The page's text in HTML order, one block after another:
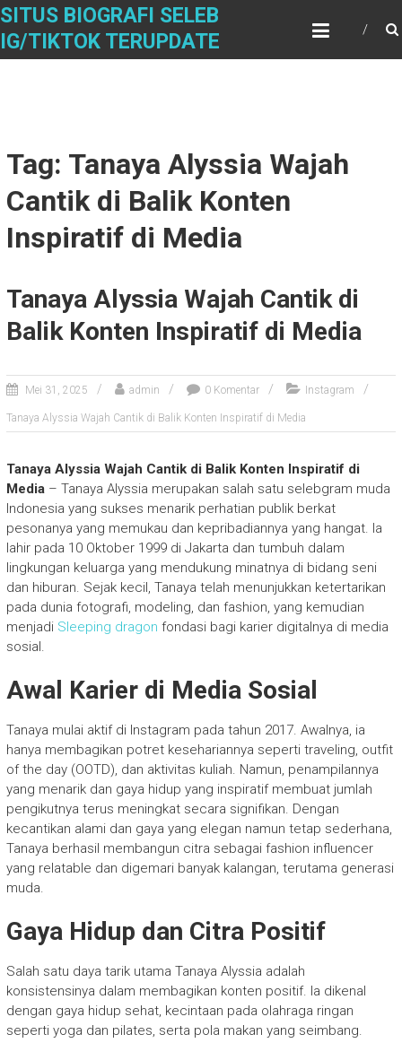
Skip
content
SITUS BIOGRAFI SELEB
IG/TIKTOK TERUPDATE
Tag: Tanaya Alyssia Wajah
Cantik di Balik Konten
Inspiratif di Media
Tanaya Alyssia Wajah Cantik di
Balik Konten Inspiratif di Media
Mei 31, 2025 admin 0 Komentar Instagram
Tanaya Alyssia Wajah Cantik di Balik Konten Inspiratif di Media
Tanaya Alyssia Wajah Cantik di Balik Konten Inspiratif di
Media– Tanaya Alyssia merupakan salah satu selebgram muda
Indonesia yang sukses menarik perhatian publik berkat
pesonanya yang memukau dan kepribadiannya yang hangat. Ia
lahir pada 10 Oktober 1999 di Jakarta dan tumbuh dalam
lingkungan keluarga yang mendukung minatnya di bidang seni
dan hiburan. Sejak kecil, Tanaya telah menunjukkan ketertarikan
pada dunia fotografi, modeling, dan fashion, yang kemudian
menjadi Sleeping dragon fondasi bagi karier digitalnya di media
sosial.
Awal Karier di Media Sosial
Tanaya mulai aktif di Instagram pada tahun 2017. Awalnya, ia
hanya membagikan potret kesehariannya seperti traveling, outfit
of the day (OOTD), dan aktivitas kuliah. Namun, penampilannya
yang menarik dan gaya hidup yang inspiratif membuat jumlah
pengikutnya terus meningkat secara signifikan. Dengan
kecantikan alami dan gaya yang elegan namun tetap sederhana,
Tanaya berhasil membangun citra sebagai fashion influencer
yang relatable dan digemari banyak kalangan, terutama generasi
muda.
Gaya Hidup dan Citra Positif
Salah satu daya tarik utama Tanaya Alyssia adalah
konsistensinya dalam membagikan konten positif. Ia dikenal
dengan gaya hidup sehat, kecintaan pada olahraga ringan
seperti yoga dan pilates, serta pola makan yang seimbang.